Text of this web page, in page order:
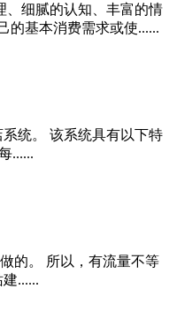
、细腻的认知、丰富的情
的基本消费需求或使......
统。 该系统具有以下特
......
的。 所以，有流量不等
......